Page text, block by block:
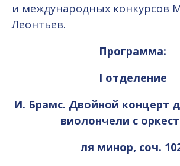
и международных конкурсов
Леонтьев.
Программа:
I отделение
И. Брамс. Двойной концерт
виолончели с
ля минор, соч.